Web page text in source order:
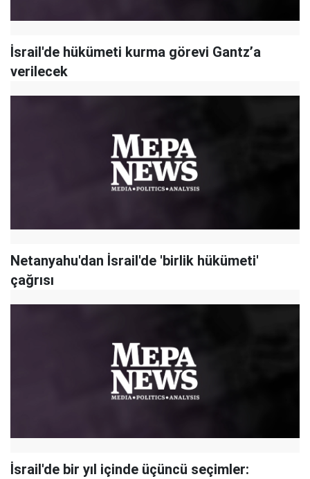
İsrail'de hükümeti kurma görevi Gantz’a
verilecek
Netanyahu'dan İsrail'de 'birlik hükümeti'
çağrısı
İsrail'de bir yıl içinde üçüncü seçimler: